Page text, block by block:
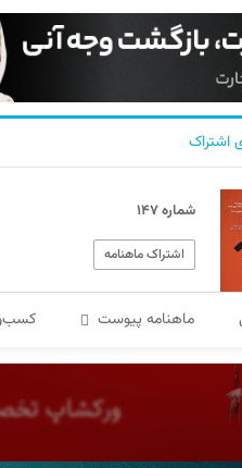
اشتراک
شماره ۱۴۷
اشتراک ماهنامه
ماهنامه پیوست